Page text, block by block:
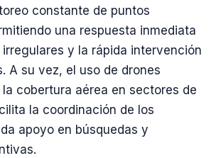
constante de puntos
una respuesta inmediata
y la rápida intervención
A su vez, el uso de drones
cobertura aérea en sectores de
la coordinación de los
apoyo en búsquedas y